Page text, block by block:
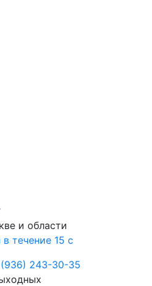
и области
течение 15 с
243-30-35